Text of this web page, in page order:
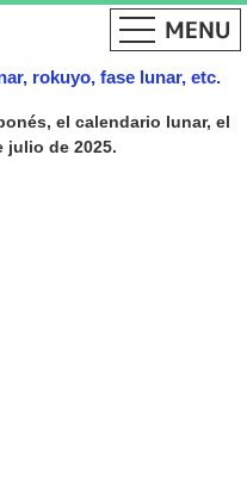
rokuyo, fase lunar, etc.
el calendario lunar, el
julio de 2025.